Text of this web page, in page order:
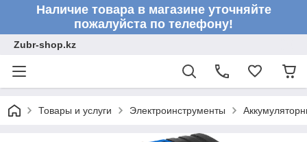
Наличие товара в магазине уточняйте
пожалуйста по телефону!
Zubr-shop.kz
Товары и услуги Электроинструменты